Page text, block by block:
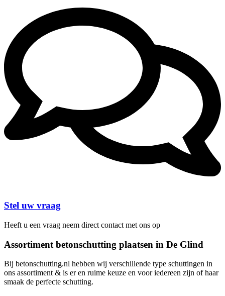
Stel uw vraag
Heeft u een vraag neem direct contact met ons op
Assortiment betonschutting plaatsen in De Glind
Bij betonschutting.nl hebben wij verschillende type schuttingen in
ons assortiment & is er en ruime keuze en voor iedereen zijn of haar
smaak de perfecte schutting.